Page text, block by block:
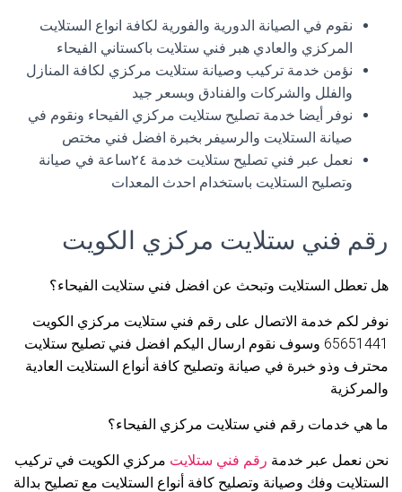
نقوم في الصيانة الدورية والفورية لكافة انواع الستلايت
المركزي والعادي هبر فني ستلايت باكستاني الفيحاء
نؤمن خدمة تركيب وصيانة ستلايت مركزي لكافة المنازل
والفلل والشركات والفنادق وبسعر جيد
نوفر أيضا خدمة تصليح ستلايت مركزي الفيحاء ونقوم في
صيانة الستلايت والرسيفر بخبرة افضل فني مختص
نعمل عبر فني تصليح ستلايت خدمة ٢٤ساعة في صيانة
وتصليح الستلايت باستخدام احدث المعدات
رقم فني ستلايت مركزي الكويت
هل تعطل الستلايت وتبحث عن افضل فني ستلايت الفيحاء؟
نوفر لكم خدمة الاتصال على رقم فني ستلايت مركزي الكويت
65651441 وسوف نقوم ارسال اليكم افضل فني تصليح ستلايت
محترف وذو خبرة في صيانة وتصليح كافة أنواع الستلايت العادية
والمركزية
ما هي خدمات رقم فني ستلايت مركزي الفيحاء؟
نحن نعمل عبر خدمة رقم فني ستلايت مركزي الكويت في تركيب
الستلايت وفك وصيانة وتصليح كافة أنواع الستلايت مع تصليح بدالة